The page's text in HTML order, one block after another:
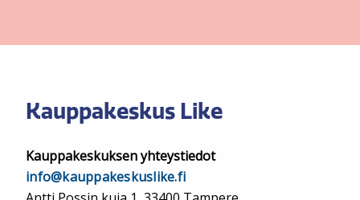
Kauppakeskus Like
Kauppakeskuksen yhteystiedot
info@kauppakeskuslike.fi